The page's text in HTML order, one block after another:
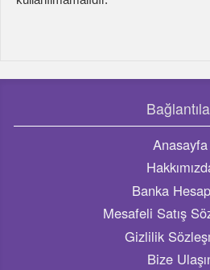
Çaltıbozkır'dan
Aromaterapi Mumlar ve
Haber &
Kantaron Yağı Kullanınca
Elimizdeki Kimyasalı
Cilt Bakımınız Doğaya